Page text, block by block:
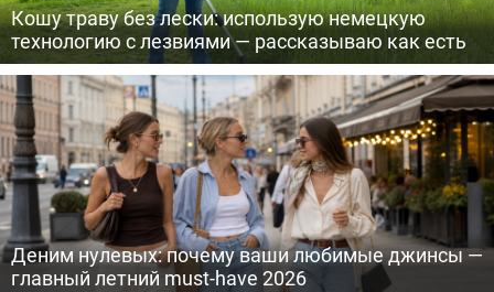
Кошу траву без лески: использую немецкую
технологию с лезвиями — рассказываю как есть
Деним нулевых: почему ваши любимые джинсы —
главный летний must-have 2026